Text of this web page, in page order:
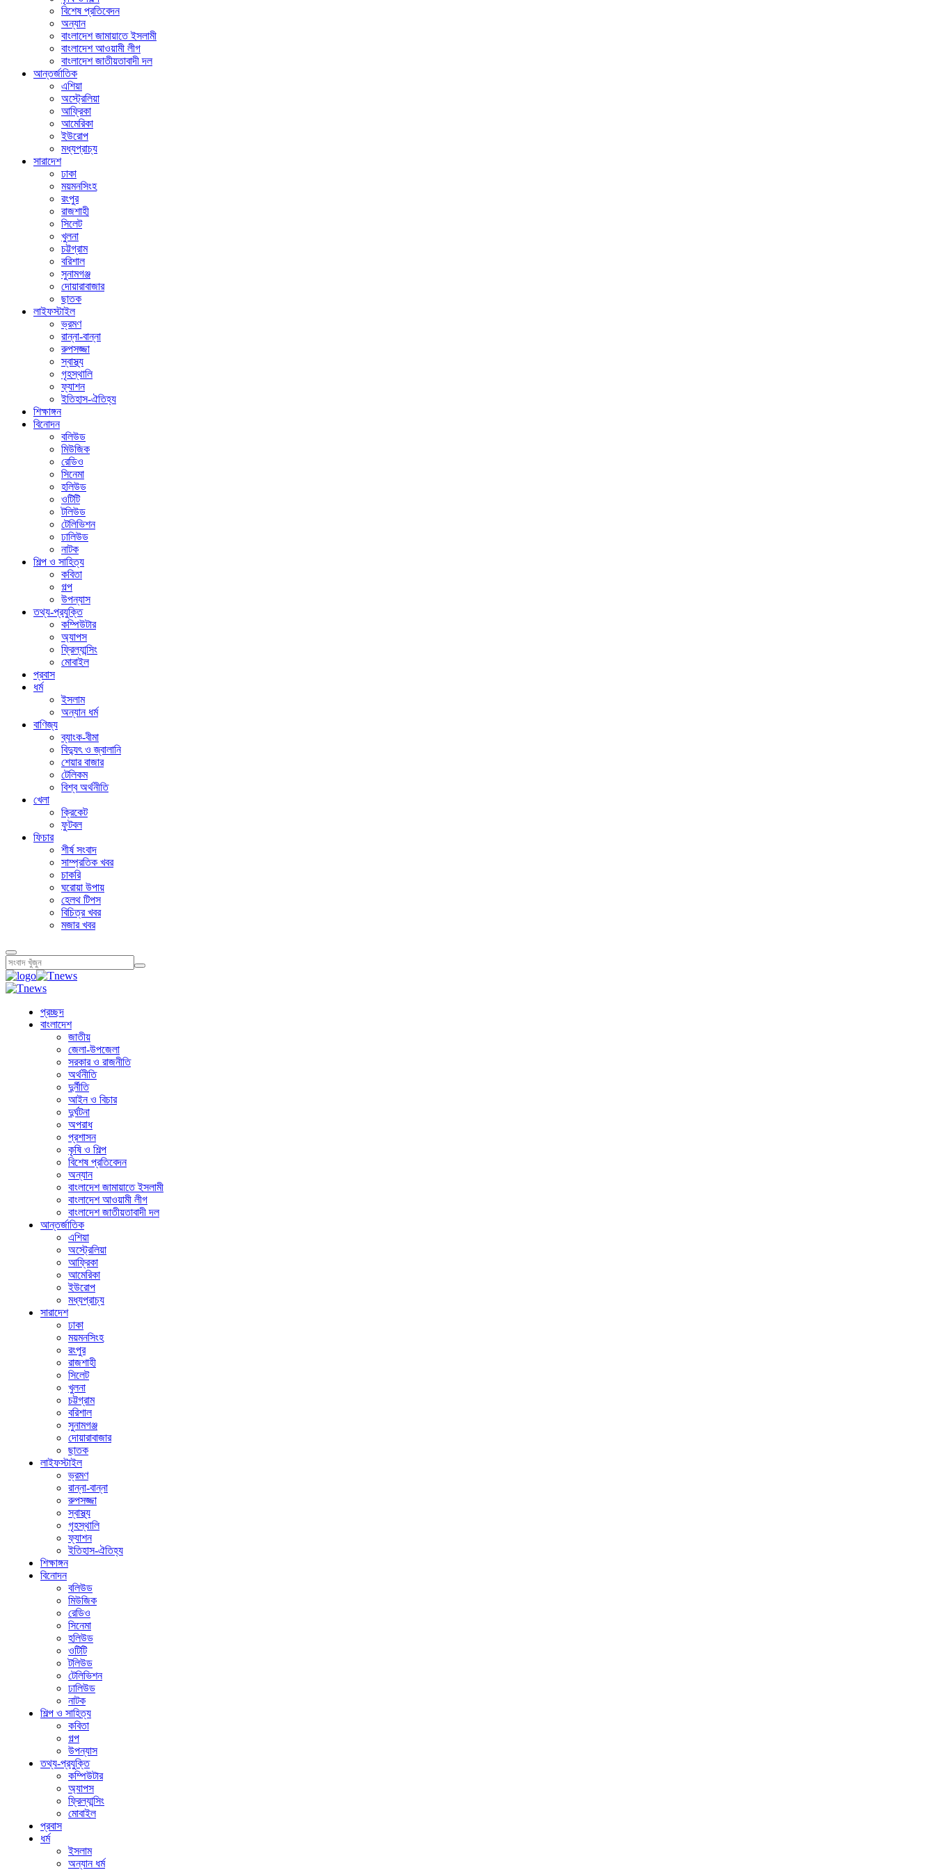
বিশেষ প্রতিবেদন
অন্যান
বাংলাদেশ জামায়াতে ইসলামী
বাংলাদেশ আওয়ামী লীগ
বাংলাদেশ জাতীয়তাবাদী দল
আন্তর্জাতিক
এশিয়া
অস্ট্রেলিয়া
আফ্রিকা
আমেরিকা
ইউরোপ
মধ্যপ্রাচ্য
সারাদেশ
ঢাকা
ময়মনসিংহ
রংপুর
রাজশাহী
সিলেট
খুলনা
চট্টগ্রাম
বরিশাল
সুনামগঞ্জ
দোয়ারাবাজার
ছাতক
লাইফস্টাইল
ভ্রমণ
রান্না-বান্না
রুপসজ্জা
স্বাস্থ্য
গৃহস্থালি
ফ্যাশন
ইতিহাস-ঐতিহ্য
শিক্ষাঙ্গন
বিনোদন
বলিউড
মিউজিক
রেডিও
সিনেমা
হলিউড
ওটিটি
টলিউড
টেলিভিশন
ঢালিউড
নাটক
শিল্প ও সাহিত্য
কবিতা
গল্প
উপন্যাস
তথ্য-প্রযুক্তি
কম্পিউটার
অ্যাপস
ফ্রিল্যান্সিং
মোবাইল
প্রবাস
ধর্ম
ইসলাম
অন্যান ধর্ম
বাণিজ্য
ব্যাংক-বীমা
বিদ্যুৎ ও জ্বালানি
শেয়ার বাজার
টেলিকম
বিশ্ব অর্থনীতি
খেলা
ক্রিকেট
ফুটবল
ফিচার
শীর্ষ সংবাদ
সাম্প্রতিক খবর
চাকরি
ঘরোয়া উপায়
হেলথ টিপস
বিচিত্র খবর
মজার খবর
প্রচ্ছদ
বাংলাদেশ
জাতীয়
জেলা-উপজেলা
সরকার ও রাজনীতি
অর্থনীতি
দুর্নীতি
আইন ও বিচার
দুর্ঘটনা
অপরাধ
প্রশাসন
কৃষি ও শিল্প
বিশেষ প্রতিবেদন
অন্যান
বাংলাদেশ জামায়াতে ইসলামী
বাংলাদেশ আওয়ামী লীগ
বাংলাদেশ জাতীয়তাবাদী দল
আন্তর্জাতিক
এশিয়া
অস্ট্রেলিয়া
আফ্রিকা
আমেরিকা
ইউরোপ
মধ্যপ্রাচ্য
সারাদেশ
ঢাকা
ময়মনসিংহ
রংপুর
রাজশাহী
সিলেট
খুলনা
চট্টগ্রাম
বরিশাল
সুনামগঞ্জ
দোয়ারাবাজার
ছাতক
লাইফস্টাইল
ভ্রমণ
রান্না-বান্না
রুপসজ্জা
স্বাস্থ্য
গৃহস্থালি
ফ্যাশন
ইতিহাস-ঐতিহ্য
শিক্ষাঙ্গন
বিনোদন
বলিউড
মিউজিক
রেডিও
সিনেমা
হলিউড
ওটিটি
টলিউড
টেলিভিশন
ঢালিউড
নাটক
শিল্প ও সাহিত্য
কবিতা
গল্প
উপন্যাস
তথ্য-প্রযুক্তি
কম্পিউটার
অ্যাপস
ফ্রিল্যান্সিং
মোবাইল
প্রবাস
ধর্ম
ইসলাম
অন্যান ধর্ম